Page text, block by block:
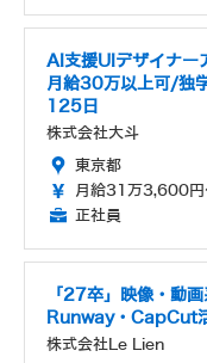
AI支援UIデザイナー
月給30万以上可/独
125日
株式会社大斗
東京都
月給31万3,600円
正社員
「27卒」映像・動
Runway・CapCut
株式会社Le Lien